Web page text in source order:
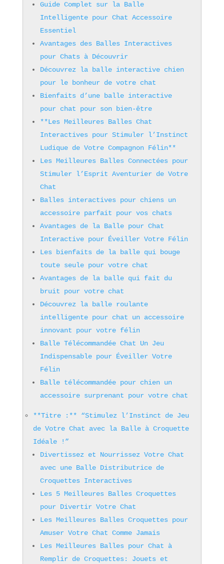
Guide Complet sur la Balle
Intelligente pour Chat Accessoire
Essentiel
Avantages des Balles Interactives
pour Chats à Découvrir
Découvrez la balle interactive chien
pour le bonheur de votre chat
Bienfaits d’une balle interactive
pour chat pour son bien-être
**Les Meilleures Balles Chat
Interactives pour Stimuler l’Instinct
Ludique de Votre Compagnon Félin**
Les Meilleures Balles Connectées pour
Stimuler l’Esprit Aventurier de Votre
Chat
Balles interactives pour chiens un
accessoire parfait pour vos chats
Avantages de la Balle pour Chat
Interactive pour Éveiller Votre Félin
Les bienfaits de la balle qui bouge
toute seule pour votre chat
Avantages de la balle qui fait du
bruit pour votre chat
Découvrez la balle roulante
intelligente pour chat un accessoire
innovant pour votre félin
Balle Télécommandée Chat Un Jeu
Indispensable pour Éveiller Votre
Félin
Balle télécommandée pour chien un
accessoire surprenant pour votre chat
**Titre :** “Stimulez l’Instinct de Jeu
de Votre Chat avec la Balle à Croquette
Idéale !”
Divertissez et Nourrissez Votre Chat
avec une Balle Distributrice de
Croquettes Interactives
Les 5 Meilleures Balles Croquettes
pour Divertir Votre Chat
Les Meilleures Balles Croquettes pour
Amuser Votre Chat Comme Jamais
Les Meilleures Balles pour Chat à
Remplir de Croquettes: Jouets et